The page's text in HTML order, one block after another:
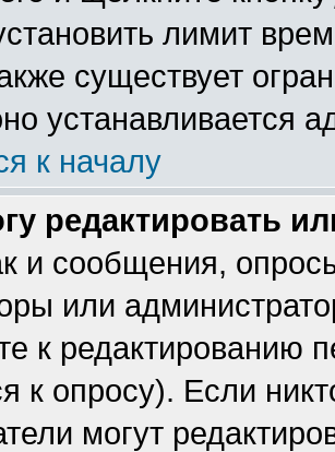
лимит
существует
устанавливается
к началу
редактировать
и сообщения,
или
к редактированию
к опросу). Если
могут